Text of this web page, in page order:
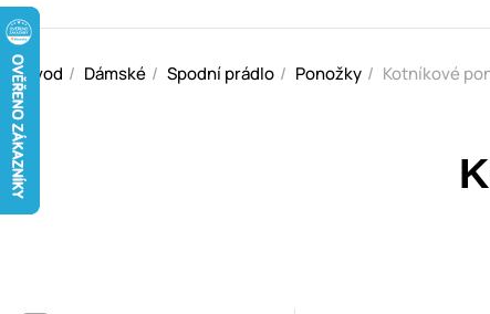
Úvod Dámské Spodní prádlo Ponožky Kotníkové